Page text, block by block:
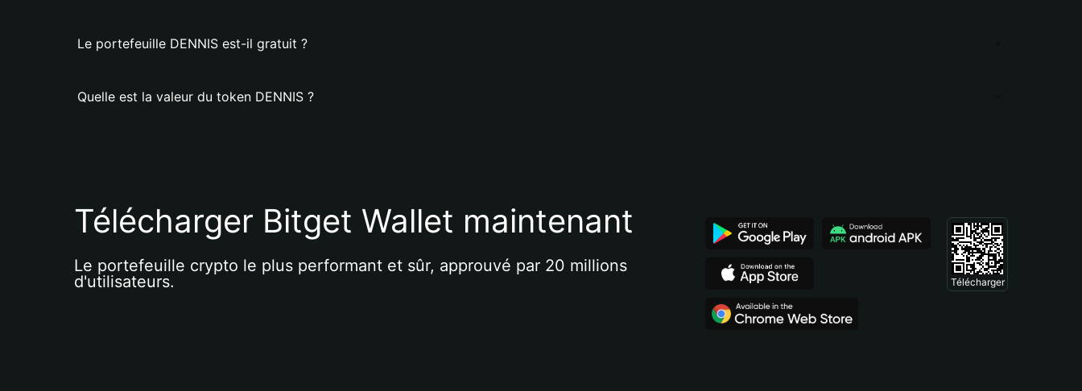
Le portefeuille DENNIS est-il gratuit ?
Quelle est la valeur du token DENNIS ?
Télécharger Bitget Wallet maintenant
Le portefeuille crypto le plus performant et sûr, approuvé par 20 millions
d'utilisateurs.
Télécharger